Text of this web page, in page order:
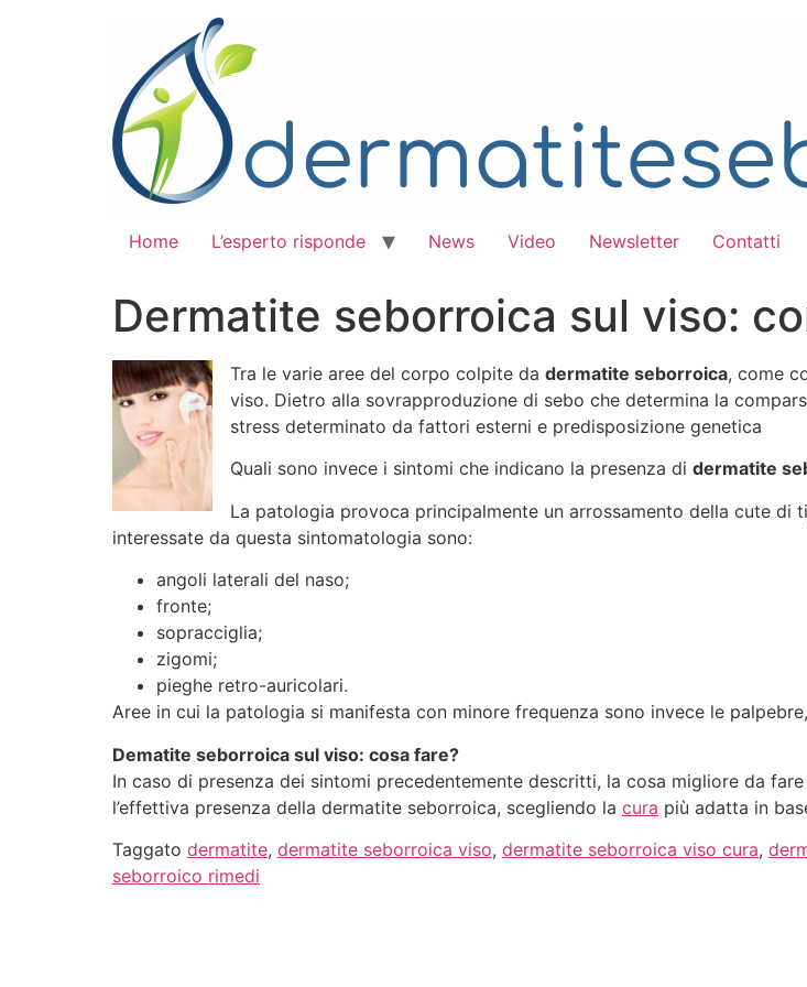
Home L’esperto risponde News Video Newsletter Contatti
Dermatite seborroica sul viso:
Tra le varie aree del corpo colpite da dermatite seborroica, come
viso. Dietro alla sovrapproduzione di sebo che determina la
stress determinato da fattori esterni e predisposizione genetica
Quali sono invece i sintomi che indicano la presenza di dermatite
La patologia provoca principalmente un arrossamento della cute
interessate da questa sintomatologia sono:
angoli laterali del naso;
fronte;
sopracciglia;
zigomi;
pieghe retro-auricolari.
Aree in cui la patologia si manifesta con minore frequenza sono invece le
Dematite seborroica sul viso: cosa fare?
In caso di presenza dei sintomi precedentemente descritti, la cosa migliore da
l’effettiva presenza della dermatite seborroica, scegliendo la cura più adatta in
Taggato dermatite, dermatite seborroica viso, dermatite seborroica viso cura,
seborroico rimedi